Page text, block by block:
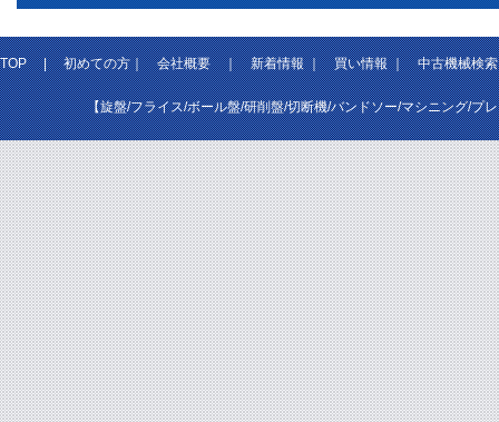
TOP|初めての方｜会社概要｜新着情報｜買い情報｜中古機械検索
【旋盤/フライス/ボール盤/研削盤/切断機/バンドソー/マシニング/プ